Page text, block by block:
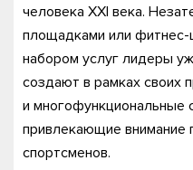
человека XXI века.
площадками или
набором услуг лидеры
создают в рамках своих
и многофункциональные
привлекающие внимание
спортсменов.